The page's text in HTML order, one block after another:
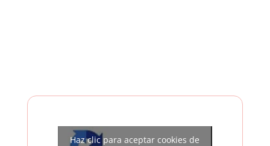
Haz clic para aceptar cookies de